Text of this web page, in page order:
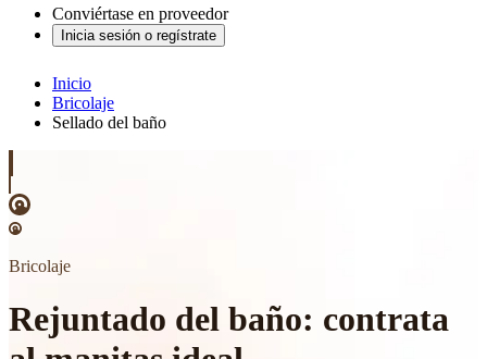
Conviértase en proveedor
Inicia sesión o regístrate
Inicio
Bricolaje
Sellado del baño
Bricolaje
Rejuntado del baño: contrata